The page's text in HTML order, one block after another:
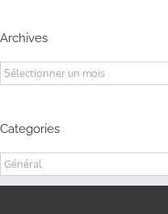
Archives
Archives
Categories
Categories